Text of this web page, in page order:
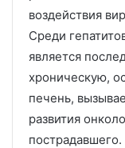
воздействия
Среди
является
хроническую,
печень,
развития